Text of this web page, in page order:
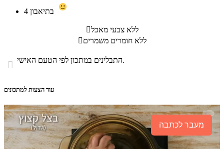
4
ללא צבעי מאכל
ללא חומרים משמרים
 התבלינים במתכון לפי הטעם האישי.
עוד הצעות למתכונים
מעבר לכתבה